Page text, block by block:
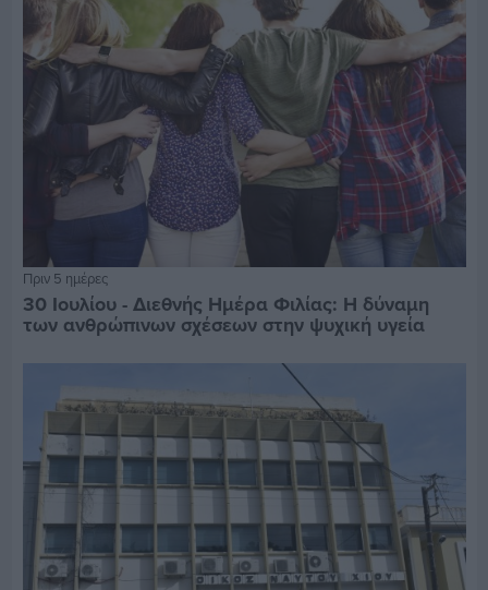
Πριν 5 ημέρες
30 Ιουλίου - Διεθνής Ημέρα Φιλίας: Η δύναμη
των ανθρώπινων σχέσεων στην ψυχική υγεία